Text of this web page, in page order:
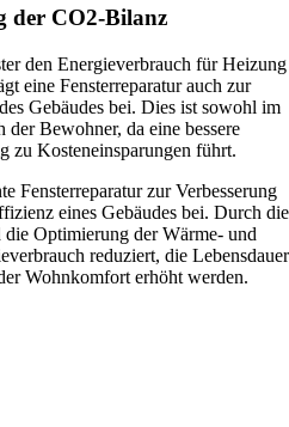
der CO2-Bilanz
den Energieverbrauch für Heizung
eine Fensterreparatur auch zur
Gebäudes bei. Dies ist sowohl im
Bewohner, da eine bessere
zu Kosteneinsparungen führt.
Fensterreparatur zur Verbesserung
eines Gebäudes bei. Durch die
Optimierung der Wärme- und
reduziert, die Lebensdauer
Wohnkomfort erhöht werden.